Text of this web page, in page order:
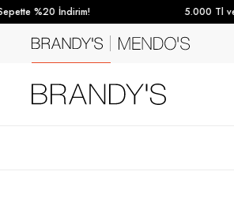
%20 İndirim! 5.000 Tl ve